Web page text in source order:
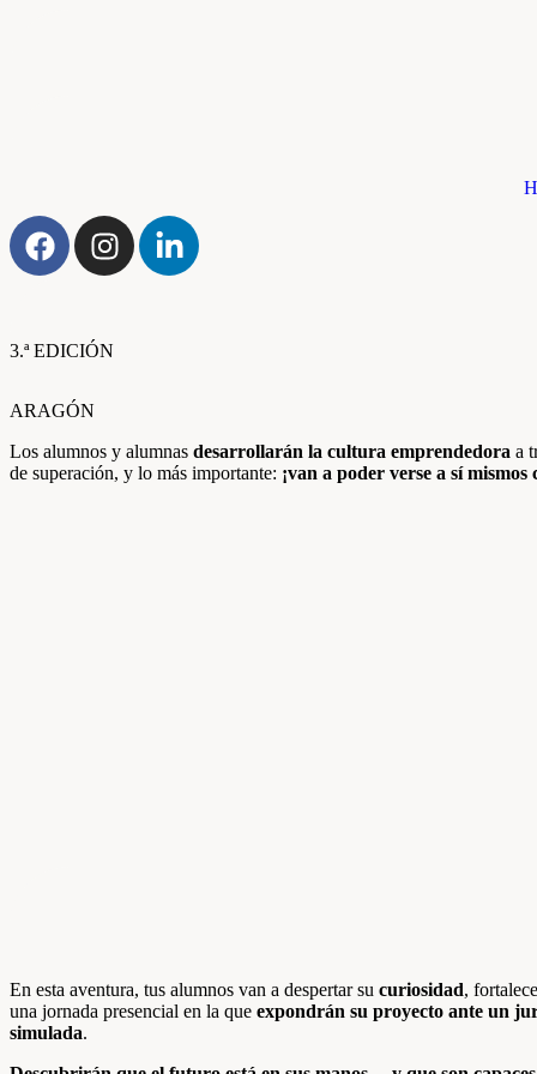
3.ª EDICIÓN
ARAGÓN
Los alumnos y alumnas desarrollarán la cultura emprendedora a
de superación, y lo más importante: ¡van a poder verse a sí
En esta aventura, tus alumnos van a despertar su curiosidad,
una jornada presencial en la que expondrán su proyecto ante un
simulada.